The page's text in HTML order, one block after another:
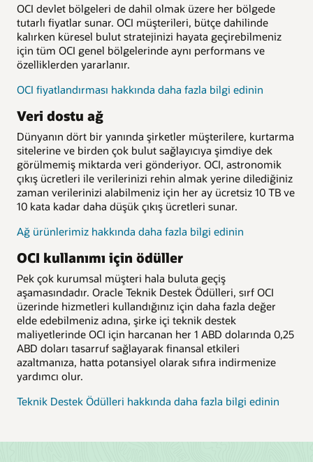
OCI devlet bölgeleri de dahil olmak üzere her bölgede
tutarlı fiyatlar sunar. OCI müşterileri, bütçe dahilinde
kalırken küresel bulut stratejinizi hayata geçirebilmeniz
için tüm OCI genel bölgelerinde aynı performans ve
özelliklerden yararlanır.
OCI fiyatlandırması hakkında daha fazla bilgi edinin
Veri dostu ağ
Dünyanın dört bir yanında şirketler müşterilere, kurtarma
sitelerine ve birden çok bulut sağlayıcıya şimdiye dek
görülmemiş miktarda veri gönderiyor. OCI, astronomik
çıkış ücretleri ile verilerinizi rehin almak yerine dilediğiniz
zaman verilerinizi alabilmeniz için her ay ücretsiz 10 TB ve
10 kata kadar daha düşük çıkış ücretleri sunar.
Ağ ürünlerimiz hakkında daha fazla bilgi edinin
OCI kullanımı için ödüller
Pek çok kurumsal müşteri hala buluta geçiş
aşamasındadır. Oracle Teknik Destek Ödülleri, sırf OCI
üzerinde hizmetleri kullandığınız için daha fazla değer
elde edebilmeniz adına, şirke içi teknik destek
maliyetlerinde OCI için harcanan her 1 ABD dolarında 0,25
ABD doları tasarruf sağlayarak finansal etkileri
azaltmanıza, hatta potansiyel olarak sıfıra indirmenize
yardımcı olur.
Teknik Destek Ödülleri hakkında daha fazla bilgi edinin